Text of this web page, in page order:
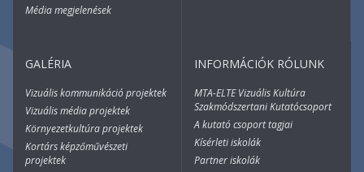
Média megjelenések
GALÉRIA
Vizuális kommunikáció projektek
Vizuális média projektek
Környezetkultúra projektek
Kortárs képzőművészeti
projektek
INFORMÁCIÓK RÓLUNK
MTA-ELTE Vizuális Kultúra
Szakmódszertani Kutatócsoport
A kutató csoport tagjai
Kísérleti iskolák
Partner iskolák